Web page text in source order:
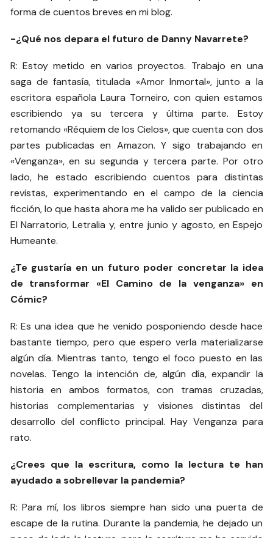
forma de cuentos breves en mi blog.
-¿Qué nos depara el futuro de Danny Navarrete?
R: Estoy metido en varios proyectos. Trabajo en una
saga de fantasía, titulada «Amor Inmortal», junto a la
escritora española Laura Torneiro, con quien estamos
escribiendo ya su tercera y última parte. Estoy
retomando «Réquiem de los Cielos», que cuenta con dos
partes publicadas en Amazon. Y sigo trabajando en
«Venganza», en su segunda y tercera parte. Por otro
lado, he estado escribiendo cuentos para distintas
revistas, experimentando en el campo de la ciencia
ficción, lo que hasta ahora me ha valido ser publicado en
El Narratorio, Letralia y, entre junio y agosto, en Espejo
Humeante.
¿Te gustaría en un futuro poder concretar la idea
de transformar «El Camino de la venganza» en
Cómic?
R: Es una idea que he venido posponiendo desde hace
bastante tiempo, pero que espero verla materializarse
algún día. Mientras tanto, tengo el foco puesto en las
novelas. Tengo la intención de, algún día, expandir la
historia en ambos formatos, con tramas cruzadas,
historias complementarias y visiones distintas del
desarrollo del conflicto principal. Hay Venganza para
rato.
¿Crees que la escritura, como la lectura te han
ayudado a sobrellevar la pandemia?
R: Para mí, los libros siempre han sido una puerta de
escape de la rutina. Durante la pandemia, he dejado un